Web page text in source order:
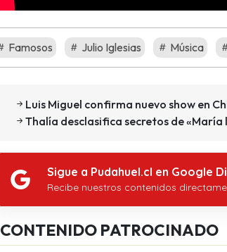
Famosos Julio Iglesias Música
Luis Miguel confirma nuevo show en
Thalía desclasifica secretos de «María
Sigue a Pudahuel.cl en Google
Recibe nuestros contenidos
CONTENIDO PATROCINADO